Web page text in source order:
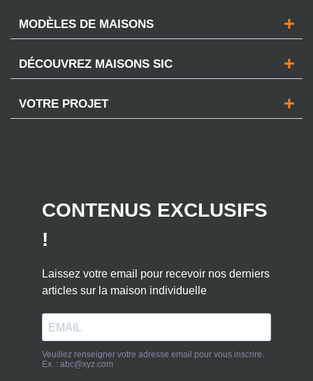
MODÈLES DE MAISONS
DÉCOUVREZ MAISONS SIC
VOTRE PROJET